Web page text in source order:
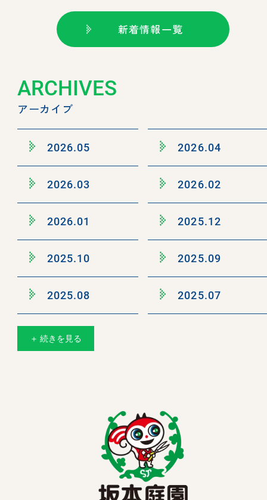
新着情報一覧
ARCHIVES
アーカイブ
2026.05 2026.04
2026.03 2026.02
2026.01 2025.12
2025.10 2025.09
2025.08 2025.07
＋ 続きを見る